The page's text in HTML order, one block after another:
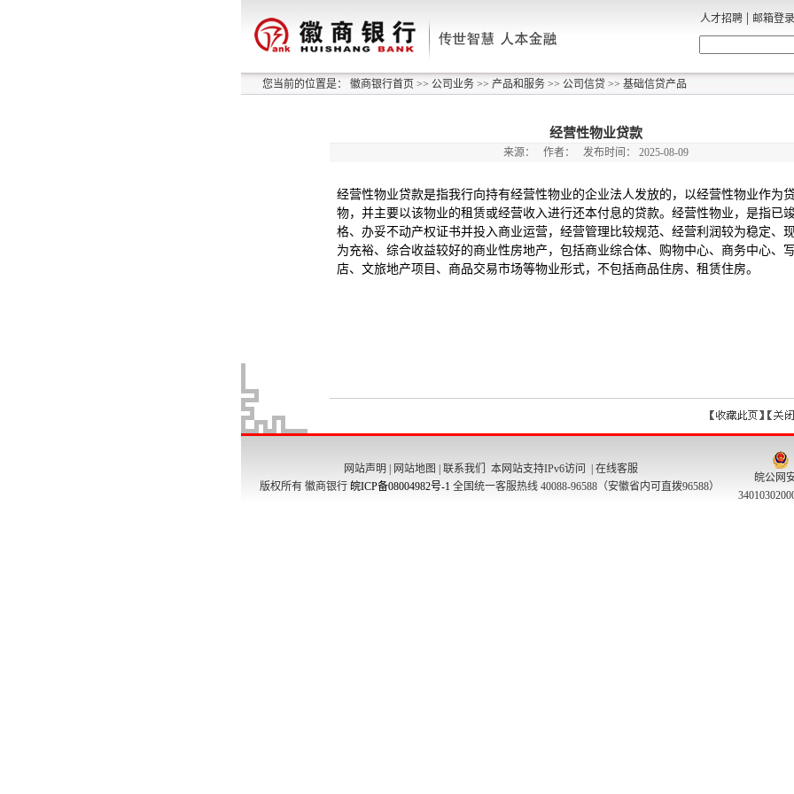
人才招聘 | 邮箱登录
您当前的位置是： 徽商银行首页 >> 公司业务 >> 产品和服务 >> 公司信贷 >> 基础信贷产品
经营性物业贷款
来源： 作者： 发布时间： 2025-08-09
网站声明 网站地图 联系我们 本网站支持IPv6访问 | 在线客服
版权所有 徽商银行 皖ICP备08004982号-1 全国统一客服热线 40088-96588（安徽省内可直拨96588）
皖公网